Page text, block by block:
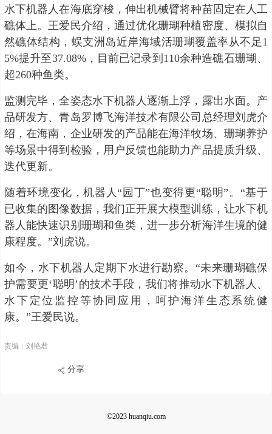
水下机器人在海底穿梭，伸出机械臂将种苗固定在人工
礁体上。王爱民介绍，通过优化珊瑚种植密度、模拟自
然礁体结构，蜈支洲岛近岸海域活珊瑚覆盖率从不足1
5%提升至37.08%，目前已记录到110余种造礁石珊瑚、
超260种鱼类。
监测完毕，全姿态水下机器人逐渐上浮，露出水面。产
品研发方、青岛罗博飞海洋技术有限公司总经理刘虎介
绍，在海南，企业研发的产品能在海洋牧场、珊瑚养护
等场景中得到检验，用户反馈也能助力产品提质升级、
迭代更新。
随着环境变化，机器人“园丁”也变得更“聪明”。“基于
已收集的图像数据，我们正开展大模型训练，让水下机
器人能快速识别珊瑚和鱼类，进一步分析海洋生境的健
康程度。”刘虎说。
如今，水下机器人定期下水进行勘察。“未来珊瑚礁保
护需要更‘聪明’的技术手段，我们将推动水下机器人、
水下定位监控等协同应用，呵护海洋生态系统健
康。”王爱民说。
责编：刘艳君
分享
©2023 huanqiu.com